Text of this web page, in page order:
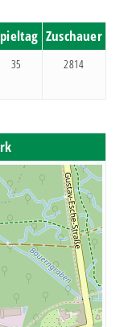
Zuschauer
35 2814